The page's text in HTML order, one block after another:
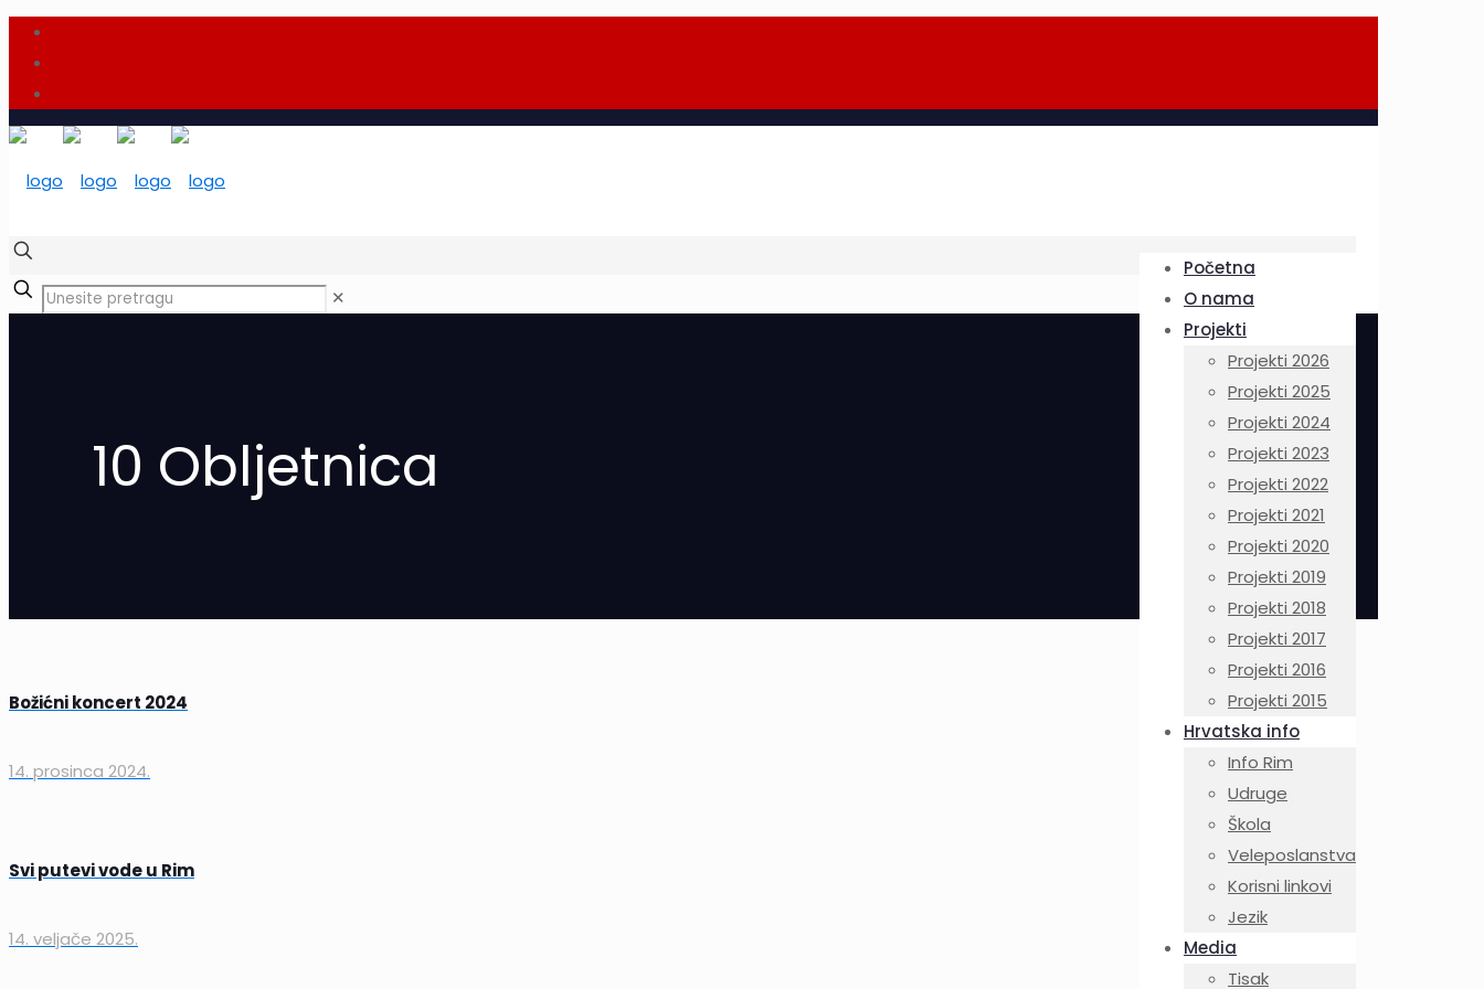
Početna
O nama
Projekti
Projekti 2026
Projekti 2025
Projekti 2024
Projekti 2023
Projekti 2022
Projekti 2021
Projekti 2020
Projekti 2019
Projekti 2018
Projekti 2017
Projekti 2016
Projekti 2015
Hrvatska info
Info Rim
Udruge
Škola
Veleposlanstva
Korisni linkovi
Jezik
Media
Tisak
✕
10 Obljetnica
Božićni koncert 2024
14. prosinca 2024.
Svi putevi vode u Rim
14. veljače 2025.